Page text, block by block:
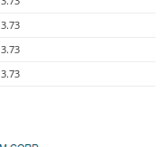
3.73
3.73
3.73